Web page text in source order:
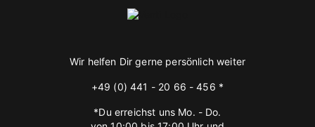
Wir helfen Dir gerne persönlich weiter
+49 (0) 441 - 20 66 - 456 *
*Du erreichst uns Mo. - Do.